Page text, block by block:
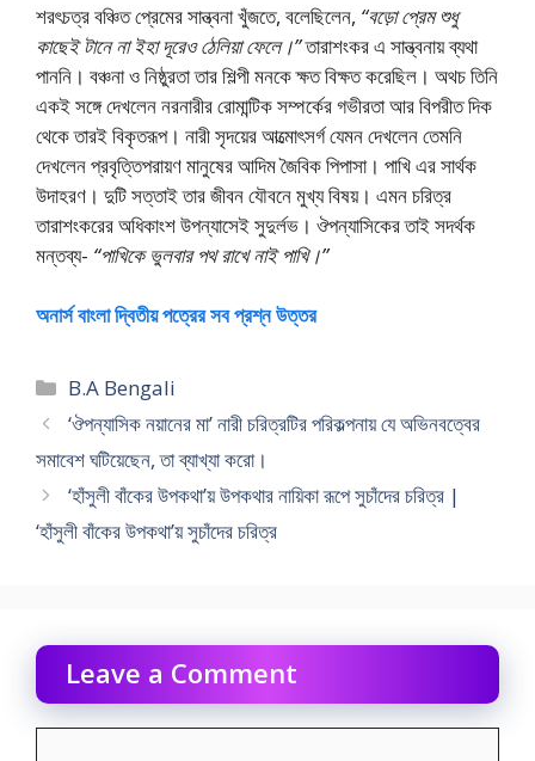
শরৎচত্র বঞ্চিত প্রেমের সান্ত্বনা খুঁজতে, বলেছিলেন, “বড়াে প্রেম শুধু
কাছেই টানে না ইহা দূরেও ঠেলিয়া ফেলে।”তারাশংকর এ সান্ত্বনায় ব্যথা
পাননি। বঞ্চনা ও নিষ্ঠুরতা তার শিল্পী মনকে ক্ষত বিক্ষত করেছিল। অথচ তিনি
একই সঙ্গে দেখলেন নরনারীর রােমান্টিক সম্পর্কের গভীরতা আর বিপরীত দিক
থেকে তারই বিকৃতরূপ। নারী সৃদয়ের আত্মােৎসর্গ যেমন দেখলেন তেমনি
দেখলেন প্রবৃত্তিপরায়ণ মানুষের আদিম জৈবিক পিপাসা। পাখি এর সার্থক
উদাহরণ। দুটি সত্তাই তার জীবন যৌবনে মুখ্য বিষয়। এমন চরিত্র
তারাশংকরের অধিকাংশ উপন্যাসেই সুদুর্লভ। ঔপন্যাসিকের তাই সদর্থক
মন্তব্য- “পাখিকে ভুলবার পথ রাখে নাই পাখি।”
অনার্স বাংলা দ্বিতীয় পত্রের সব প্রশ্ন উত্তর
Categories
B.A Bengali
‘ঔপন্যাসিক নয়ানের মা’ নারী চরিত্রটির পরিকল্পনায় যে অভিনবত্বের
সমাবেশ ঘটিয়েছেন, তা ব্যাখ্যা করাে।
‘হাঁসুলী বাঁকের উপকথা’য় উপকথার নায়িকা রূপে সুচাঁদের চরিত্র |
‘হাঁসুলী বাঁকের উপকথা’য় সুচাঁদের চরিত্র
Leave a Comment